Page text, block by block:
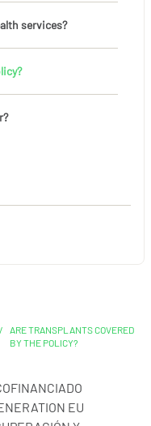
services?
/
ARE TRANSPLANTS COVERED
BY THE POLICY?
EU